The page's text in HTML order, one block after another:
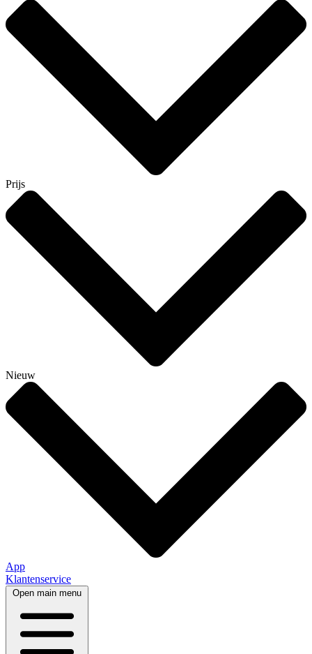
Prijs
Nieuw
App
Klantenservice
Open main menu